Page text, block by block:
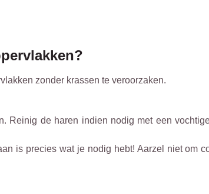
zonder krassen te veroorzaken.
de haren indien nodig met een
is precies wat je nodig hebt! Aarzel niet om